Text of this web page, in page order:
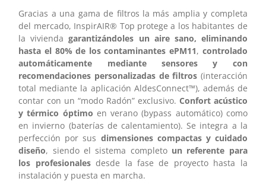
Gracias a una gama de filtros la más amplia y completa
del mercado, InspirAIR® Top protege a los habitantes de
la viviendagarantizándoles un aire sano, eliminando
hasta el 80% de los contaminantes ePM11, controlado
automáticamente mediante sensores y con
recomendaciones personalizadas de filtros (interacción
total mediante la aplicación AldesConnect™), además de
contar con un “modo Radón” exclusivo. Confort acústico
y térmico óptimo en verano (bypass automático) como
en invierno (baterías de calentamiento). Se integra a la
perfección por sus dimensiones compactas y cuidado
diseño, siendo el sistema completo un referente para
los profesionalesdesde la fase de proyecto hasta la
instalación y puesta en marcha.